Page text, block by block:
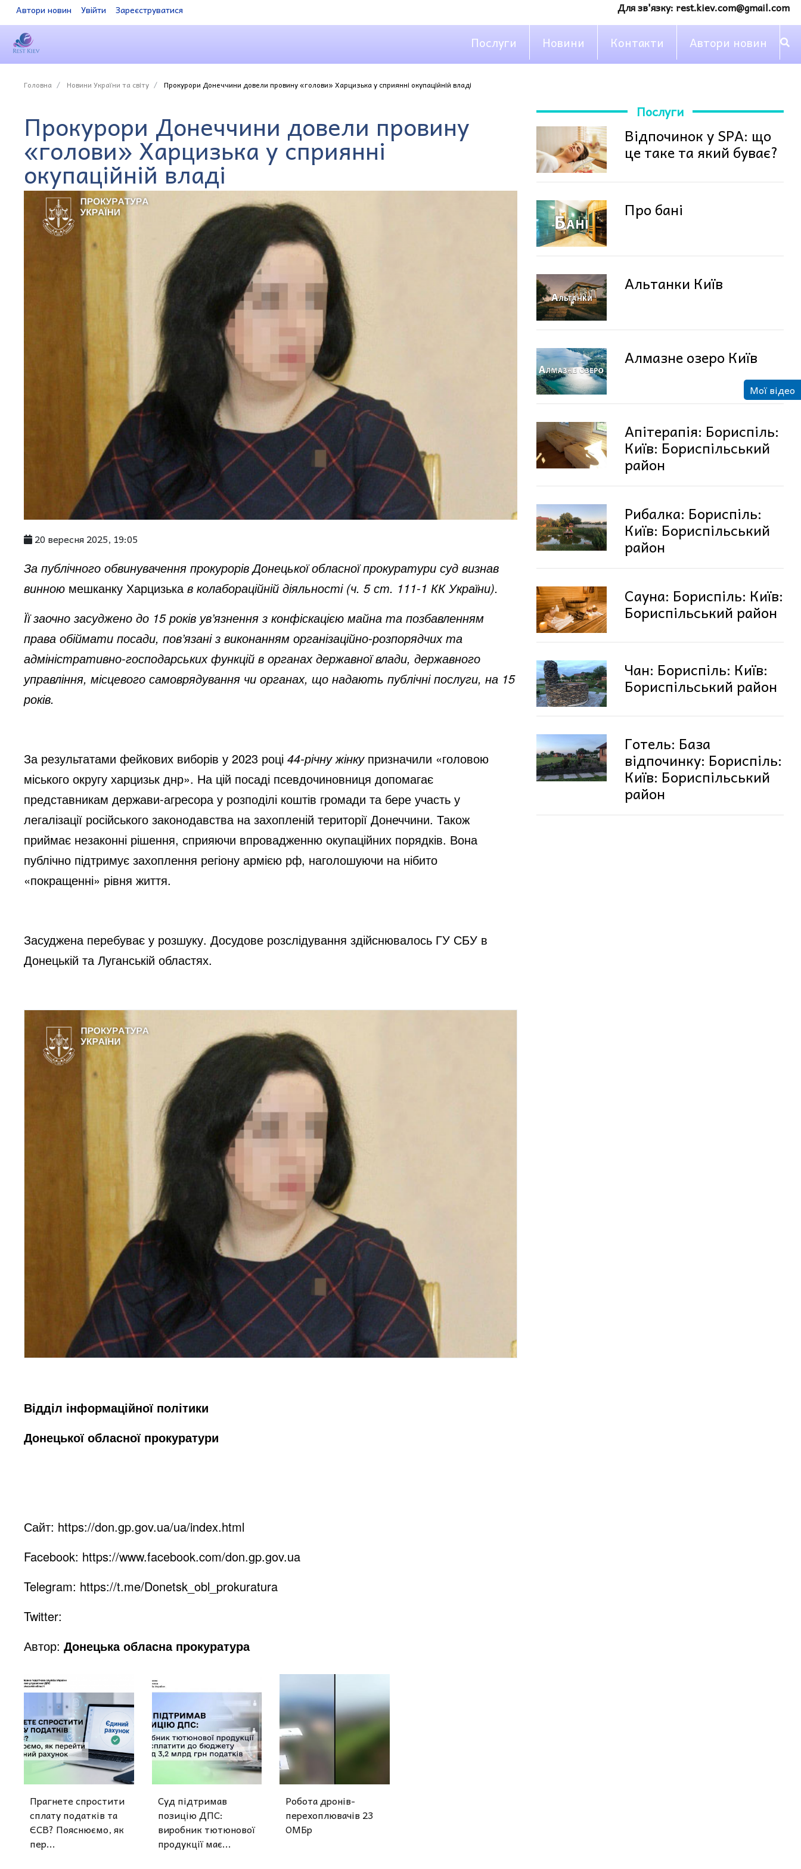
Автори новин Увійти Зареєструватися Для зв'язку: rest.kiev.com@gmail.com
Послуги Новини Контакти Автори новин
Головна Новини України та світу Прокурори Донеччини довели провину «голови» Харцизька у сприянні окупаційній владі
Прокурори Донеччини довели провину
«голови» Харцизька у сприянні
окупаційній владі
20 вересня 2025, 19:05
За публічного обвинувачення прокурорів Донецької обласної прокуратури суд визнав
винною мешканку Харцизькав колабораційній діяльності (ч. 5 ст. 111-1 КК України).
Її заочно засуджено до 15 років ув’язнення з конфіскацією майна та позбавленням
права обіймати посади, пов’язані з виконанням організаційно-розпорядчих та
адміністративно-господарських функцій в органах державної влади, державного
управління, місцевого самоврядування чи органах, що надають публічні послуги, на 15
років.
За результатами фейкових виборів у 2023 році44-річну жінку призначили «головою
міського округу харцизьк днр». На цій посаді псевдочиновниця допомагає
представникам держави-агресора у розподілі коштів громади та бере участь у
легалізації російського законодавства на захопленій території Донеччини. Також
приймає незаконні рішення, сприяючи впровадженню окупаційних порядків. Вона
публічно підтримує захоплення регіону армією рф, наголошуючи на нібито
«покращенні» рівня життя.
Засуджена перебуває у розшуку. Досудове розслідування здійснювалось ГУ СБУ в
Донецькій та Луганській областях.
Відділ інформаційної політики
Донецької обласної прокуратури
Сайт: https://don.gp.gov.ua/ua/index.html
Facebook: https://www.facebook.com/don.gp.gov.ua
Telegram: https://t.me/Donetsk_obl_prokuratura
Twitter:
Автор:Донецька обласна прокуратура
Прагнете спростити
сплату податків та
ЄСВ? Пояснюємо, як
пер...
Суд підтримав
позицію ДПС:
виробник тютюнової
продукції має...
Робота дронів-
перехоплювачів 23
ОМБр
Послуги
Відпочинок у SPA: що
це таке та який буває?
Про бані
Альтанки Київ
Алмазне озеро Київ
Апітерапія: Бориспіль:
Київ: Бориспільський
район
Рибалка: Бориспіль:
Київ: Бориспільський
район
Сауна: Бориспіль: Київ:
Бориспільський район
Чан: Бориспіль: Київ:
Бориспільський район
Готель: База
відпочинку: Бориспіль:
Київ: Бориспільський
район
Мої відео